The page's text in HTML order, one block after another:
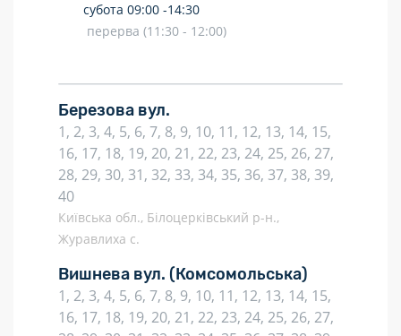
субота 09:00 -14:30
перерва (11:30 - 12:00)
Березова вул.
1, 2, 3, 4, 5, 6, 7, 8, 9, 10, 11, 12, 13, 14, 15,
16, 17, 18, 19, 20, 21, 22, 23, 24, 25, 26, 27,
28, 29, 30, 31, 32, 33, 34, 35, 36, 37, 38, 39,
40
Київська обл., Білоцерківський р-н.,
Журавлиха с.
Вишнева вул. (Комсомольська)
1, 2, 3, 4, 5, 6, 7, 8, 9, 10, 11, 12, 13, 14, 15,
16, 17, 18, 19, 20, 21, 22, 23, 24, 25, 26, 27,